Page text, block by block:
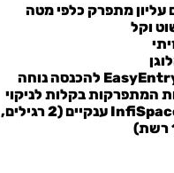
עליוןמתפרק כלפי מטה
וקל
להכנסה נוחה
המתפרקות בקלות לניקוי
ענקיים (2 רגילים,